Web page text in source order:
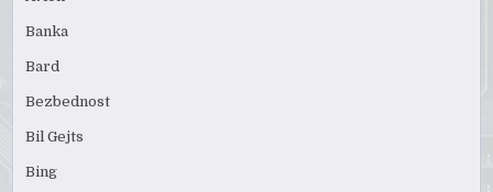
Banka
Bard
Bezbednost
Bil Gejts
Bing